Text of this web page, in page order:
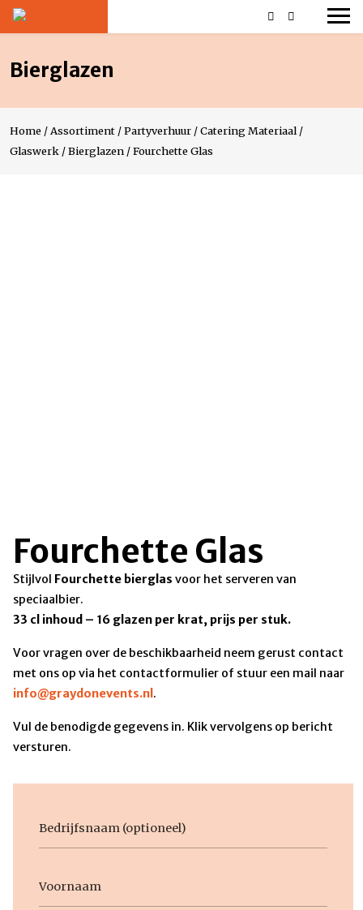
Bierglazen
Home / Assortiment /Partyverhuur /Catering Materiaal /
Glaswerk /Bierglazen /Fourchette Glas
Fourchette Glas
Stijlvol Fourchette bierglas voor het serveren van
speciaalbier.
33 cl inhoud – 16 glazen per krat, prijs per stuk.
Voor vragen over de beschikbaarheid neem gerust contact
met ons op via het contactformulier of stuur een mail naar
info@graydonevents.nl .
Vul de benodigde gegevens in. Klik vervolgens op bericht
versturen.